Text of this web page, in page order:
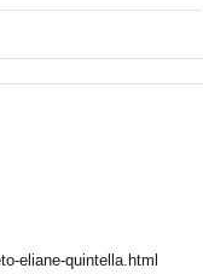
eliane-quintella.html